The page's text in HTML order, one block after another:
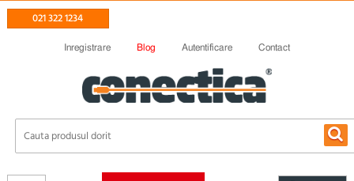
021 322 1234
Inregistrare Blog Autentificare Contact